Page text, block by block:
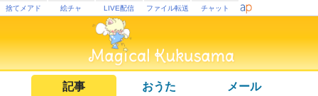
捨てメアド 絵チャ LIVE配信 ファイル転送 チャット
記事 おうた メール